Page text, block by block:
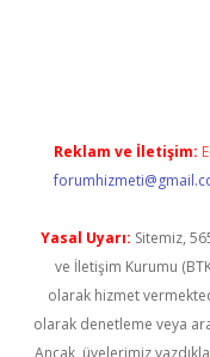
Reklam ve İletişim:
Yasal Uyarı: Sitemiz,
ve İletişim Kurumu
olarak hizmet
olarak denetleme veya
Ancak, üyelerimiz